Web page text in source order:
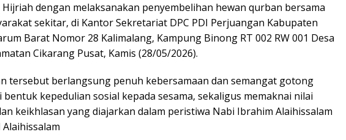
dengan melaksanakan penyembelihan hewan qurban bersama
sekitar, di Kantor Sekretariat DPC PDI Perjuangan Kabupaten
Barat Nomor 28 Kalimalang, Kampung Binong RT 002 RW 001 Desa
Cikarang Pusat, Kamis (28/05/2026).
tersebut berlangsung penuh kebersamaan dan semangat gotong
kepedulian sosial kepada sesama, sekaligus memaknai nilai
keikhlasan yang diajarkan dalam peristiwa Nabi Ibrahim Alaihissalam